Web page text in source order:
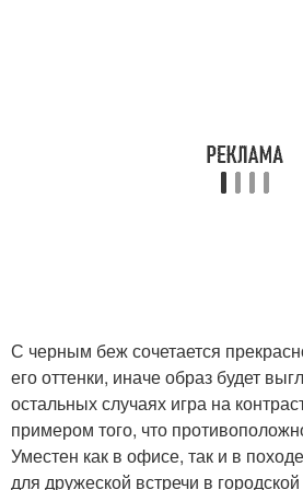
С черным беж сочетается
его оттенки, иначе образ будет
остальных случаях игра на
примером того, что
Уместен как в офисе, так и в
для дружеской встречи в